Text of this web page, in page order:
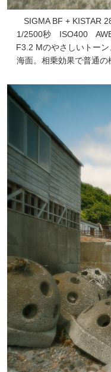
SIGMA BF +
1/2500秒 ISO400
F3.2 Mのやさしいトー
海面。相乗効果で普通の